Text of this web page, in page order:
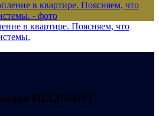
в квартире. Поясняем, что
HELPSANT